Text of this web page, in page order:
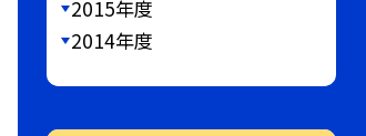
2015年度
2014年度